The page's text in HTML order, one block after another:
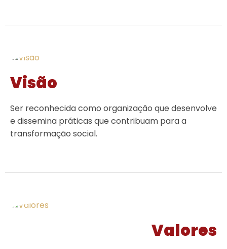
Visão
Ser reconhecida como organização que desenvolve
e dissemina práticas que contribuam para a
transformação social.
Valores